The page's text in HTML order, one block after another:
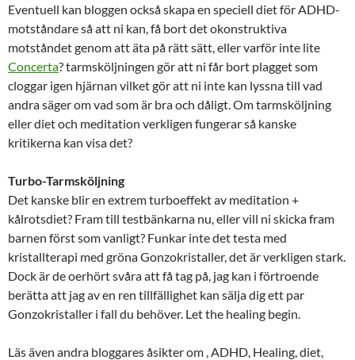
Eventuell kan bloggen också skapa en speciell diet för ADHD-
motståndare så att ni kan, få bort det okonstruktiva
motståndet genom att äta på rätt sätt, eller varför inte lite
Concerta? tarmsköljningen gör att ni får bort plagget som
cloggar igen hjärnan vilket gör att ni inte kan lyssna till vad
andra säger om vad som är bra och dåligt. Om tarmsköljning
eller diet och meditation verkligen fungerar så kanske
kritikerna kan visa det?
Turbo-Tarmsköljning
Det kanske blir en extrem turboeffekt av meditation +
kålrotsdiet? Fram till testbänkarna nu, eller vill ni skicka fram
barnen först som vanligt? Funkar inte det testa med
kristallterapi med gröna Gonzokristaller, det är verkligen stark.
Dock är de oerhört svåra att få tag på, jag kan i förtroende
berätta att jag av en ren tillfällighet kan sälja dig ett par
Gonzokristaller i fall du behöver. Let the healing begin.
Läs även andra bloggares åsikter om , ADHD, Healing, diet,